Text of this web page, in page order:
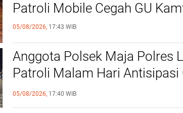
Patroli Mobile Cegah GU
05/08/2026, 17:43 WIB
Anggota Polsek Maja Polres
Patroli Malam Hari Antisipasi
Kamtibmas
05/08/2026, 17:40 WIB